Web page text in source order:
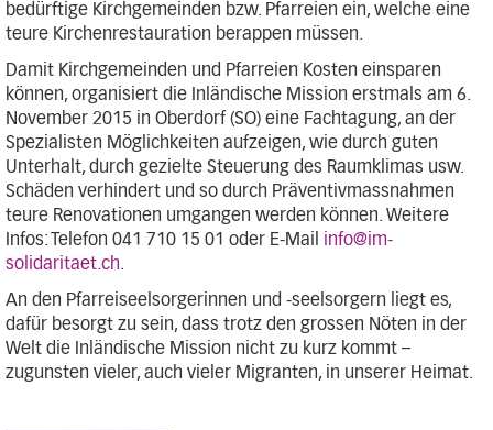
bedürftige Kirchgemeinden bzw. Pfarreien ein, welche eine
teure Kirchenrestauration berappen müssen.
Damit Kirchgemeinden und Pfarreien Kosten einsparen
können, organisiert die Inländische Mission erstmals am 6.
November 2015 in Oberdorf (SO) eine Fachtagung, an der
Spezialisten Möglichkeiten aufzeigen, wie durch guten
Unterhalt, durch gezielte Steuerung des Raumklimas usw.
Schäden verhindert und so durch Präventivmassnahmen
teure Renovationen umgangen werden können. Weitere
Infos: Telefon 041 710 15 01 oder E-Mail info@im-
solidaritaet.ch.
An den Pfarreiseelsorgerinnen und -seelsorgern liegt es,
dafür besorgt zu sein, dass trotz den grossen Nöten in der
Welt die Inländische Mission nicht zu kurz kommt –
zugunsten vieler, auch vieler Migranten, in unserer Heimat.